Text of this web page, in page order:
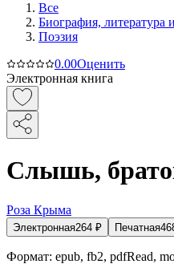
Все
Биография, литература
Поэзия
0.00Оценить
Электронная книга
Слышь,
Роза Крыма
Электронная264 ₽ Печатная
Формат: epub, fb2, pdfRead,